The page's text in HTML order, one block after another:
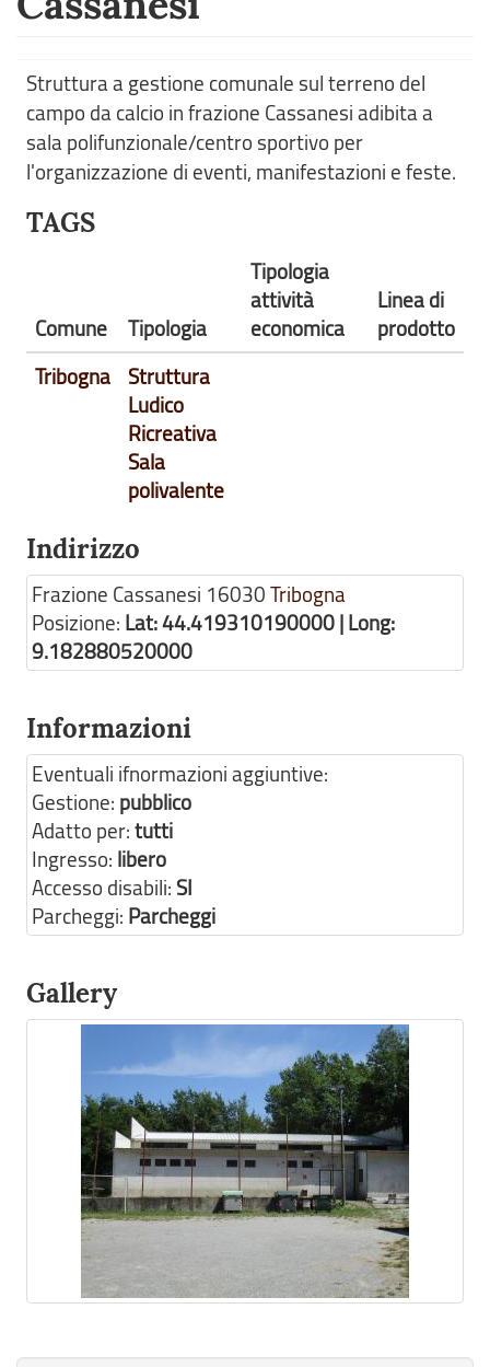
Struttura a gestione comunale sul terreno del
campo da calcio in frazione Cassanesi adibita a
sala polifunzionale/centro sportivo per
l'organizzazione di eventi, manifestazioni e feste.
TAGS
Comune Tipologia
Tipologia
attività
economica
Linea di
prodotto
Tribogna
Struttura
Ludico
Ricreativa
Sala
polivalente
Indirizzo
Frazione Cassanesi 16030Tribogna
Posizione: Lat: 44.419310190000 | Long:
9.182880520000
Informazioni
Eventuali ifnormazioni aggiuntive:
Gestione: pubblico
Adatto per:tutti
Ingresso: libero
Accesso disabili: SI
Parcheggi: Parcheggi
Gallery